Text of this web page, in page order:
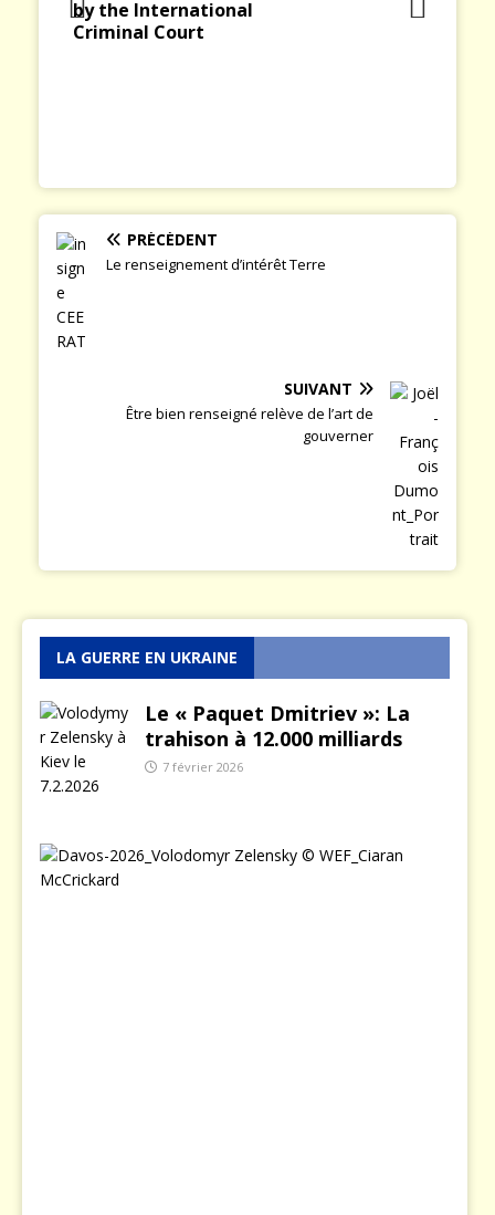
Prev
PRÉCÉDENT
Le renseignement d’intérêt Terre
SUIVANT
Être bien renseigné relève de l’art de
gouverner
LA GUERRE EN UKRAINE
Le « Paquet Dmitriev »: La
trahison à 12.000 milliards
7 février 2026